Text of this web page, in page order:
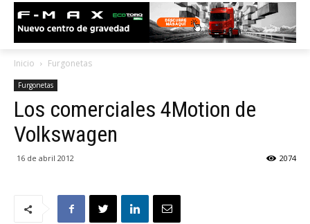
Inicio Furgonetas
Furgonetas
Los comerciales 4Motion de
Volkswagen
16 de abril 2012 2074